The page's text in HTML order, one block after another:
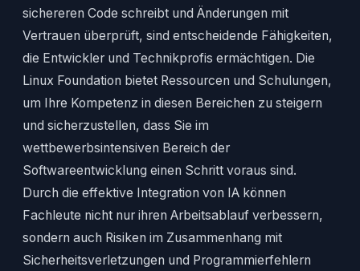
sichereren Code schreibt und Änderungen mit
Vertrauen überprüft, sind entscheidende Fähigkeiten,
die Entwickler und Technikprofis ermächtigen. Die
Linux Foundation bietet Ressourcen und Schulungen,
um Ihre Kompetenz in diesen Bereichen zu steigern
und sicherzustellen, dass Sie im
wettbewerbsintensiven Bereich der
Softwareentwicklung einen Schritt voraus sind.
Durch die effektive Integration von IA können
Fachleute nicht nur ihren Arbeitsablauf verbessern,
sondern auch Risiken im Zusammenhang mit
Sicherheitsverletzungen und Programmierfehlern